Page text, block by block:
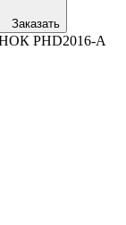
Заказать